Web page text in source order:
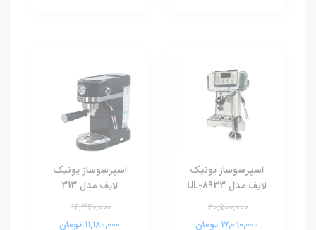
اسپرسوساز یونیک
لایف مدل UL-8933
20,500,000
17,090,000 تومان
اسپرسوساز یونیک
لایف مدل 313
14,340,000
11,180,000 تومان